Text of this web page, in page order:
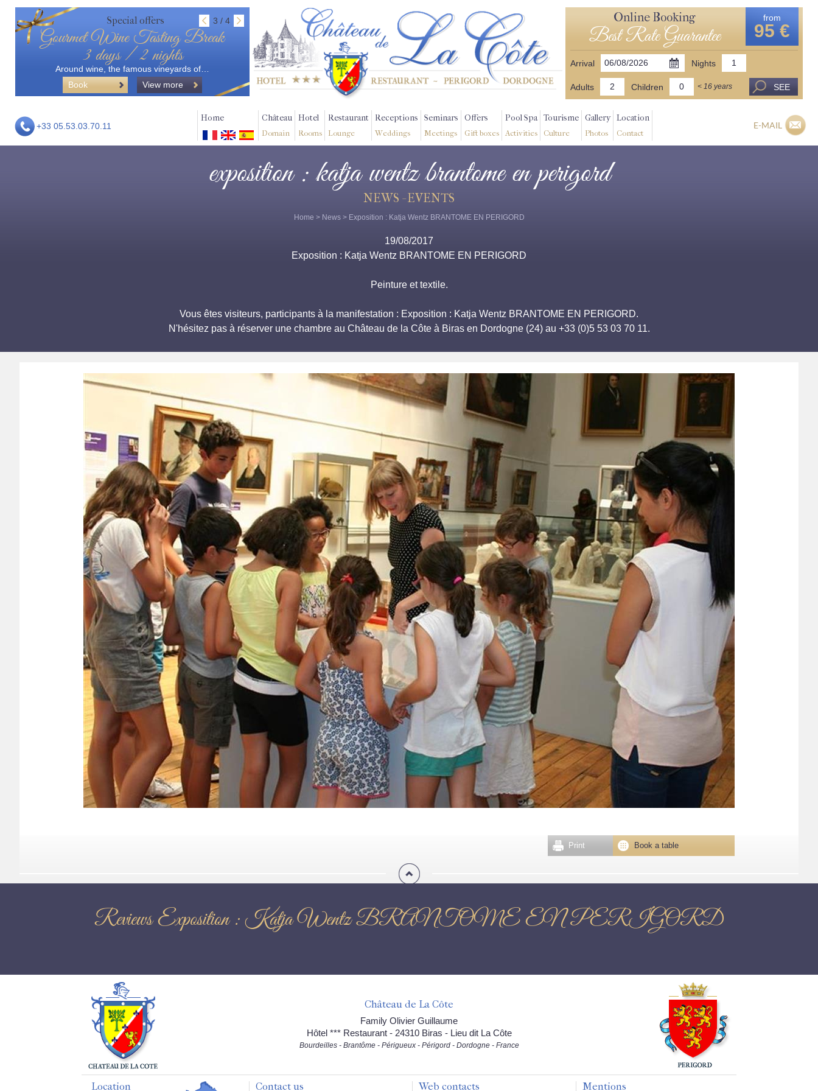
Special offers 3 / 4
Gourmet Wine Tasting Break
3 days / 2 nights
Around wine, the famous vineyards of…
Book
View more
Online Booking
Best Rate Guarantee
from
95 €
Arrival Nights
Adults Children < 16 years SEE
+33 05.53.03.70.11
Home Château
Domain
Hotel
Rooms
Restaurant
Lounge
Receptions
Weddings
Seminars
Meetings
Offers
Gift boxes
Pool Spa
Activities
Tourisme
Culture
Gallery
Photos
Location
Contact
E-MAIL
exposition : katja wentz brantome en perigord
NEWS - EVENTS
Home > News> Exposition : Katja Wentz BRANTOME EN PERIGORD
19/08/2017
Exposition : Katja Wentz BRANTOME EN PERIGORD
Peinture et textile.
Vous êtes visiteurs, participants à la manifestation : Exposition : Katja Wentz BRANTOME EN PERIGORD.
N'hésitez pas à réserver une chambre au Château de la Côte à Biras en Dordogne (24) au +33 (0)5 53 03 70 11.
Book a table
Print
Reviews Exposition : Katja Wentz BRANTOME EN PERIGORD
Château de La Côte
Family Olivier Guillaume
Hôtel *** Restaurant - 24310 Biras - Lieu dit La Côte
Bourdeilles - Brantôme - Périgueux - Périgord - Dordogne - France
Location Contact us Web contacts Mentions